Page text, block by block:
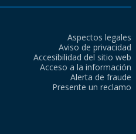
Aspectos legales
Aviso de privacidad
Accesibilidad del sitio web
Acceso a la información
Alerta de fraude
Presente un reclamo